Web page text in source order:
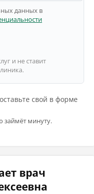
данных в
и не ставит
свой в форме
займёт минуту.
врач